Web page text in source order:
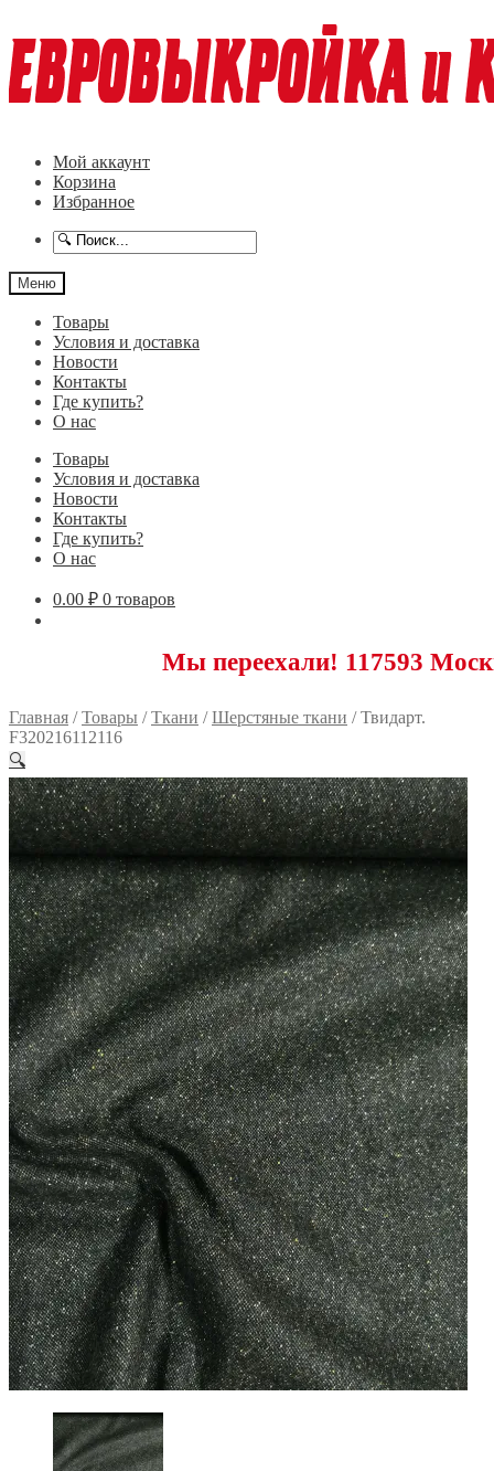
к
навигации
к
содержимому
Мой аккаунт
Корзина
Избранное
Меню
Товары
Условия и доставка
Новости
Контакты
Где купить?
О нас
Товары
Условия и доставка
Новости
Контакты
Где купить?
О нас
0.00 ₽ 0 товаров
Мы переехали! 117593 Москва,
Главная /Товары /Ткани /Шерстяные ткани /Твидарт.
F320216112116
🔍